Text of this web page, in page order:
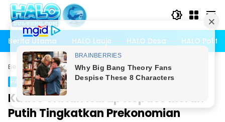
Langsung
konten
Berita Utama
HALO Lauje HALO Desa HALO Politik
Beranda HALO Desa
HALO Desa
Kades Ulatan Harap Kopdes Merah
Putih Tingkatkan Prekonomian